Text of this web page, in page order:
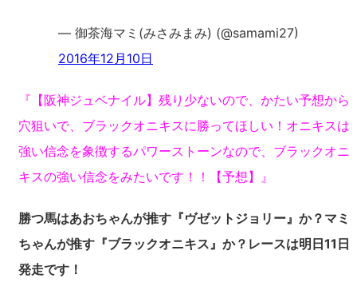
— 御茶海マミ(みさみまみ) (@samami27)
2016年12月10日
『【阪神ジュベナイル】残り少ないので、かたい予想から
穴狙いで、ブラックオニキスに勝ってほしい！オニキスは
強い信念を象徴するパワーストーンなので、ブラックオニ
キスの強い信念をみたいです！！【予想】』
勝つ馬はあおちゃんが推す『ヴゼットジョリー』か？マミ
ちゃんが推す『ブラックオニキス』か？レースは明日11日
発走です！